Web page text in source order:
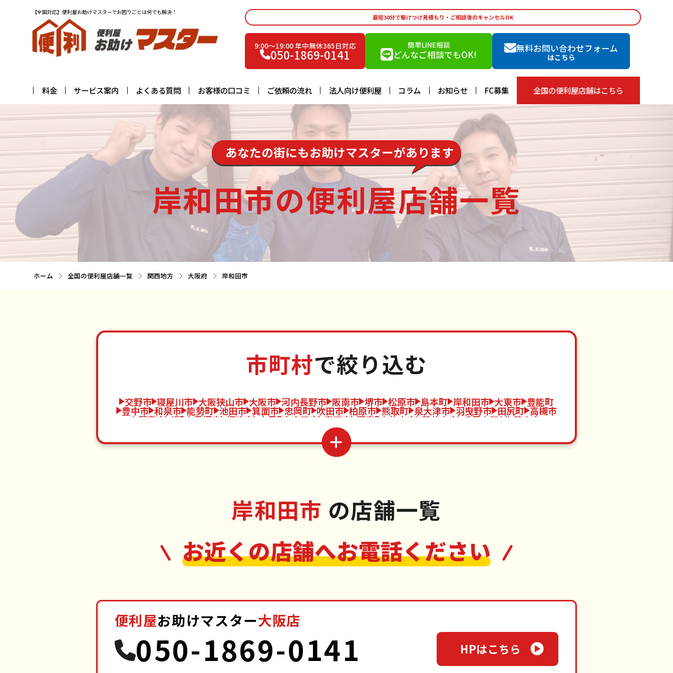
【全国対応】便利屋お助けマスターでお困りごとは何でも解決！
最短30分で駆けつけ見積もり・ご相談後のキャンセルOK
9:00〜19:00 年中無休365日対応
050-1869-0141
簡単LINE相談
どんなご相談でもOK!
無料お問い合わせフォーム
はこちら
料金 サービス案内 よくある質問 お客様の口コミ ご依頼の流れ 法人向け便利屋 コラム お知らせ FC募集 全国の便利屋店舗はこちら
あなたの街にもお助けマスターがあります
岸和田市の便利屋店舗一覧
ホーム 全国の便利屋店舗一覧 関西地方 大阪府 岸和田市
市町村で絞り込む
交野市 寝屋川市 大阪狭山市 大阪市 河内長野市 阪南市 堺市 松原市 島本町 岸和田市 大東市 豊能町
豊中市 和泉市 能勢町 池田市 箕面市 忠岡町 吹田市 柏原市 熊取町 泉大津市 羽曳野市 田尻町 高槻市
門真市 岬町 貝塚市 摂津市 太子町 守口市 高石市 河南町 枚方市 藤井寺市 千早赤阪村 茨木市
泉南市
岸和田市 の店舗一覧
お近くの店舗へお電話ください
便利屋お助けマスター大阪店
050-1869-0141 HPはこちら